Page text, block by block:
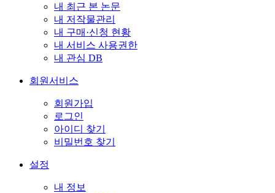
내 최근 본 논문
내 저작물관리
내 구매·신청 현황
내 서비스 사용권한
내 관심 DB
회원서비스
회원가입
로그인
아이디 찾기
비밀번호 찾기
설정
내 정보